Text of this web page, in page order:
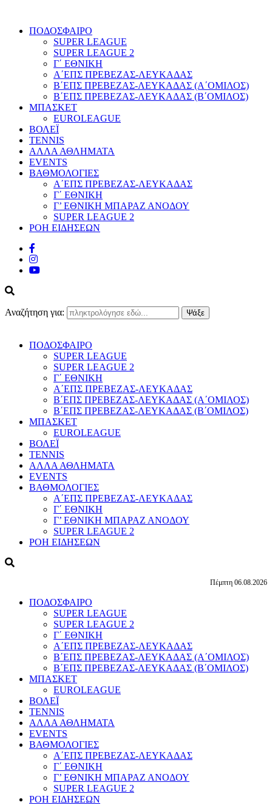
ΠΟΔΟΣΦΑΙΡΟ
SUPER LEAGUE
SUPER LEAGUE 2
Γ΄ ΕΘΝΙΚΗ
Α΄ΕΠΣ ΠΡΕΒΕΖΑΣ-ΛΕΥΚΑΔΑΣ
Β΄ΕΠΣ ΠΡΕΒΕΖΑΣ-ΛΕΥΚΑΔΑΣ (Α΄ΟΜΙΛΟΣ)
Β΄ΕΠΣ ΠΡΕΒΕΖΑΣ-ΛΕΥΚΑΔΑΣ (Β΄ΟΜΙΛΟΣ)
ΜΠΑΣΚΕΤ
EUROLEAGUE
ΒΟΛΕΪ
TENNIS
ΑΛΛΑ ΑΘΛΗΜΑΤΑ
EVENTS
ΒΑΘΜΟΛΟΓΙΕΣ
Α΄ΕΠΣ ΠΡΕΒΕΖΑΣ-ΛΕΥΚΑΔΑΣ
Γ΄ ΕΘΝΙΚΗ
Γ’ ΕΘΝΙΚΗ ΜΠΑΡΑΖ ΑΝΟΔΟΥ
SUPER LEAGUE 2
ΡΟΗ ΕΙΔΗΣΕΩΝ
Αναζήτηση για:
ΠΟΔΟΣΦΑΙΡΟ
SUPER LEAGUE
SUPER LEAGUE 2
Γ΄ ΕΘΝΙΚΗ
Α΄ΕΠΣ ΠΡΕΒΕΖΑΣ-ΛΕΥΚΑΔΑΣ
Β΄ΕΠΣ ΠΡΕΒΕΖΑΣ-ΛΕΥΚΑΔΑΣ (Α΄ΟΜΙΛΟΣ)
Β΄ΕΠΣ ΠΡΕΒΕΖΑΣ-ΛΕΥΚΑΔΑΣ (Β΄ΟΜΙΛΟΣ)
ΜΠΑΣΚΕΤ
EUROLEAGUE
ΒΟΛΕΪ
TENNIS
ΑΛΛΑ ΑΘΛΗΜΑΤΑ
EVENTS
ΒΑΘΜΟΛΟΓΙΕΣ
Α΄ΕΠΣ ΠΡΕΒΕΖΑΣ-ΛΕΥΚΑΔΑΣ
Γ΄ ΕΘΝΙΚΗ
Γ’ ΕΘΝΙΚΗ ΜΠΑΡΑΖ ΑΝΟΔΟΥ
SUPER LEAGUE 2
ΡΟΗ ΕΙΔΗΣΕΩΝ
Πέμπτη 06.08.2026
ΠΟΔΟΣΦΑΙΡΟ
SUPER LEAGUE
SUPER LEAGUE 2
Γ΄ ΕΘΝΙΚΗ
Α΄ΕΠΣ ΠΡΕΒΕΖΑΣ-ΛΕΥΚΑΔΑΣ
Β΄ΕΠΣ ΠΡΕΒΕΖΑΣ-ΛΕΥΚΑΔΑΣ (Α΄ΟΜΙΛΟΣ)
Β΄ΕΠΣ ΠΡΕΒΕΖΑΣ-ΛΕΥΚΑΔΑΣ (Β΄ΟΜΙΛΟΣ)
ΜΠΑΣΚΕΤ
EUROLEAGUE
ΒΟΛΕΪ
TENNIS
ΑΛΛΑ ΑΘΛΗΜΑΤΑ
EVENTS
ΒΑΘΜΟΛΟΓΙΕΣ
Α΄ΕΠΣ ΠΡΕΒΕΖΑΣ-ΛΕΥΚΑΔΑΣ
Γ΄ ΕΘΝΙΚΗ
Γ’ ΕΘΝΙΚΗ ΜΠΑΡΑΖ ΑΝΟΔΟΥ
SUPER LEAGUE 2
ΡΟΗ ΕΙΔΗΣΕΩΝ